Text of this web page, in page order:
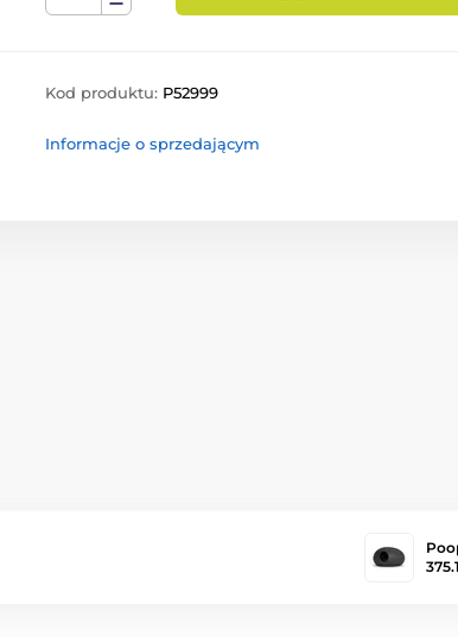
Kod produktu: P52999
Informacje o sprzedającym